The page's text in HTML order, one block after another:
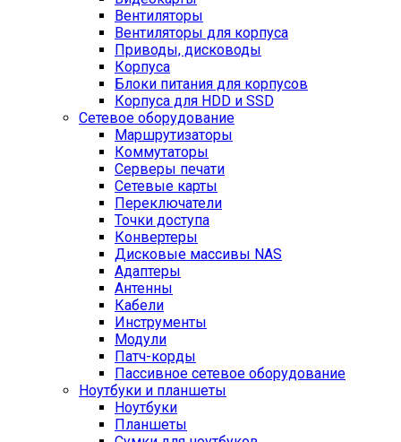
Вентиляторы
Вентиляторы для корпуса
Приводы, дисководы
Корпуса
Блоки питания для корпусов
Корпуса для HDD и SSD
Сетевое оборудование
Маршрутизаторы
Коммутаторы
Серверы печати
Сетевые карты
Переключатели
Точки доступа
Конвертеры
Дисковые массивы NAS
Адаптеры
Антенны
Кабели
Инструменты
Модули
Патч-корды
Пассивное сетевое оборудование
Ноутбуки и планшеты
Ноутбуки
Планшеты